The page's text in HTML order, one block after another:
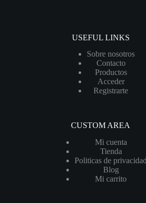
USEFUL LINKS
Sobre nosotros
Contacto
Productos
Acceder
Registrarte
CUSTOM AREA
Mi cuenta
Tienda
Politicas de privacidad
Blog
Mi carrito